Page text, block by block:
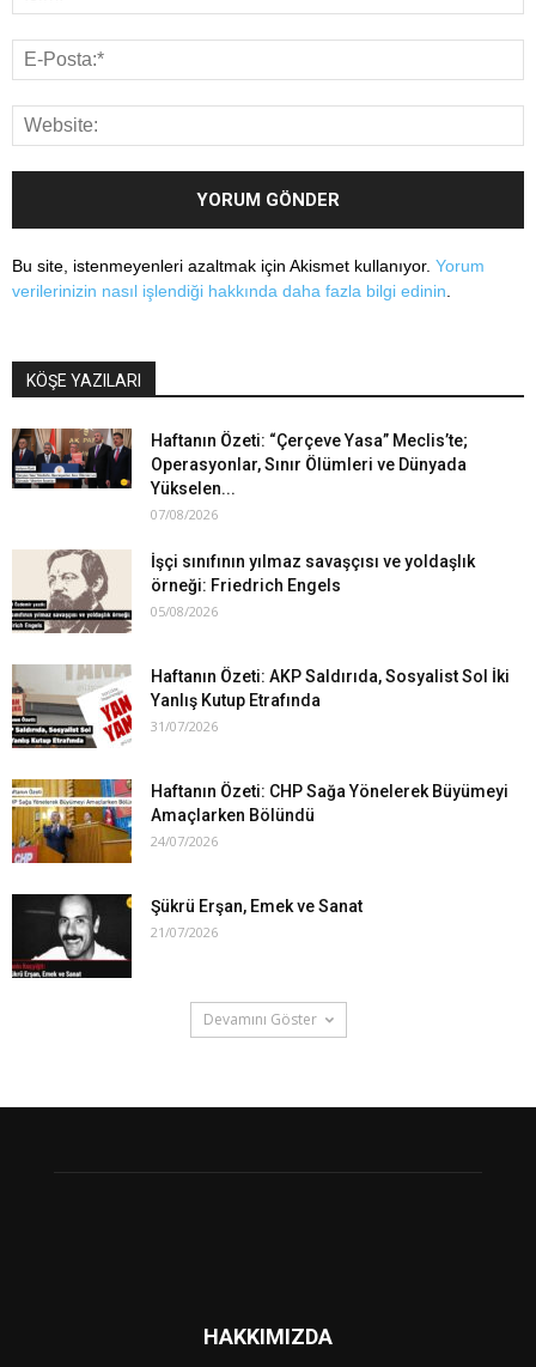
Bu site, istenmeyenleri azaltmak için Akismet kullanıyor. Yorum
verilerinizin nasıl işlendiği hakkında daha fazla bilgi edinin
KÖŞE YAZILARI
Haftanın Özeti: “Çerçeve Yasa” Meclis’te;
Operasyonlar, Sınır Ölümleri ve Dünyada
Yükselen...
07/08/2026
İşçi sınıfının yılmaz savaşçısı ve yoldaşlık
örneği: Friedrich Engels
05/08/2026
Haftanın Özeti: AKP Saldırıda, Sosyalist Sol İki
Yanlış Kutup Etrafında
31/07/2026
Haftanın Özeti: CHP Sağa Yönelerek Büyümeyi
Amaçlarken Bölündü
24/07/2026
Şükrü Erşan, Emek ve Sanat
21/07/2026
Devamını Göster
HAKKIMIZDA